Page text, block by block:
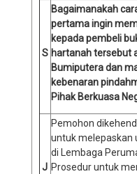
S
Bagaimanakah
pertama ingin
kepada pembeli
hartanah tersebut
Bumiputera dan
kebenaran
Pihak Berkuasa
J
Pemohon
untuk melepaskan
di Lembaga
Prosedur untuk